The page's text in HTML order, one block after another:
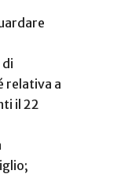
relativa a
il 22